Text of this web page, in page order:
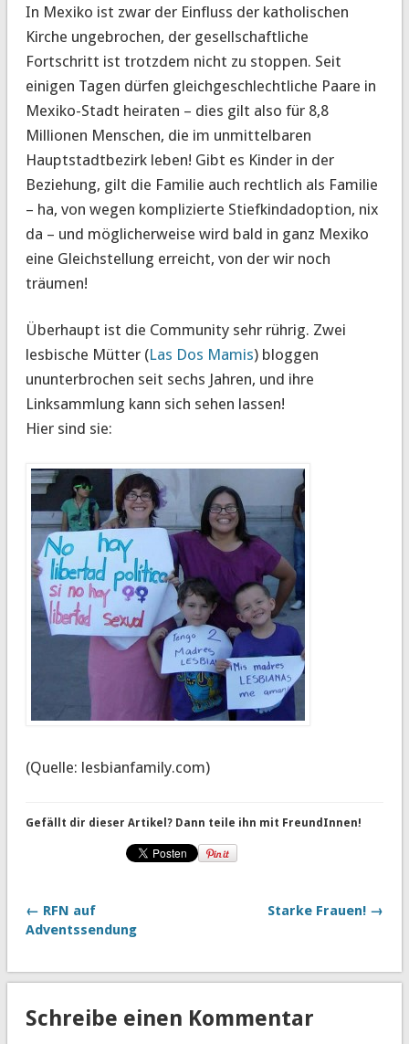
In Mexiko ist zwar der Einfluss der katholischen
Kirche ungebrochen, der gesellschaftliche
Fortschritt ist trotzdem nicht zu stoppen. Seit
einigen Tagen dürfen gleichgeschlechtliche Paare in
Mexiko-Stadt heiraten – dies gilt also für 8,8
Millionen Menschen, die im unmittelbaren
Hauptstadtbezirk leben! Gibt es Kinder in der
Beziehung, gilt die Familie auch rechtlich als Familie
– ha, von wegen komplizierte Stiefkindadoption, nix
da – und möglicherweise wird bald in ganz Mexiko
eine Gleichstellung erreicht, von der wir noch
träumen!
Überhaupt ist die Community sehr rührig. Zwei
lesbische Mütter (Las Dos Mamis) bloggen
ununterbrochen seit sechs Jahren, und ihre
Linksammlung kann sich sehen lassen!
Hier sind sie:
(Quelle: lesbianfamily.com)
Gefällt dir dieser Artikel? Dann teile ihn mit FreundInnen!
← RFN auf
Adventssendung
Starke Frauen! →
Schreibe einen Kommentar